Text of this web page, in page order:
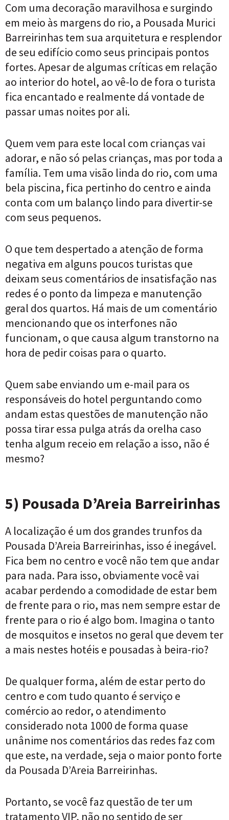
Com uma decoração maravilhosa e surgindo
em meio às margens do rio, a Pousada Murici
Barreirinhas tem sua arquitetura e resplendor
de seu edifício como seus principais pontos
fortes. Apesar de algumas críticas em relação
ao interior do hotel, ao vê-lo de fora o turista
fica encantado e realmente dá vontade de
passar umas noites por ali.
Quem vem para este local com crianças vai
adorar, e não só pelas crianças, mas por toda a
família. Tem uma visão linda do rio, com uma
bela piscina, fica pertinho do centro e ainda
conta com um balanço lindo para divertir-se
com seus pequenos.
O que tem despertado a atenção de forma
negativa em alguns poucos turistas que
deixam seus comentários de insatisfação nas
redes é o ponto da limpeza e manutenção
geral dos quartos. Há mais de um comentário
mencionando que os interfones não
funcionam, o que causa algum transtorno na
hora de pedir coisas para o quarto.
Quem sabe enviando um e-mail para os
responsáveis do hotel perguntando como
andam estas questões de manutenção não
possa tirar essa pulga atrás da orelha caso
tenha algum receio em relação a isso, não é
mesmo?
5) Pousada D’Areia Barreirinhas
A localização é um dos grandes trunfos da
Pousada D’Areia Barreirinhas, isso é inegável.
Fica bem no centro e você não tem que andar
para nada. Para isso, obviamente você vai
acabar perdendo a comodidade de estar bem
de frente para o rio, mas nem sempre estar de
frente para o rio é algo bom. Imagina o tanto
de mosquitos e insetos no geral que devem ter
a mais nestes hotéis e pousadas à beira-rio?
De qualquer forma, além de estar perto do
centro e com tudo quanto é serviço e
comércio ao redor, o atendimento
considerado nota 1000 de forma quase
unânime nos comentários das redes faz com
que este, na verdade, seja o maior ponto forte
da Pousada D’Areia Barreirinhas.
Portanto, se você faz questão de ter um
tratamento VIP, não no sentido de ser